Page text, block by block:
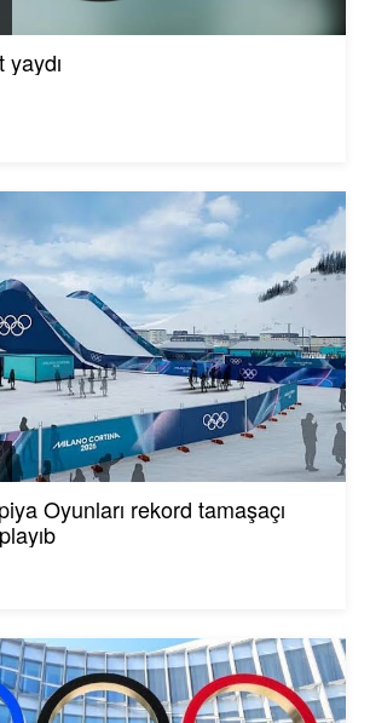
Oyunları rekord tamaşaçı